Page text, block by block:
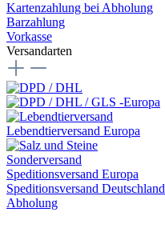
Kartenzahlung bei Abholung
Barzahlung
Vorkasse
Versandarten
Lebendtierversand Europa
Sonderversand
Speditionsversand Europa
Speditionsversand Deutschland
Abholung